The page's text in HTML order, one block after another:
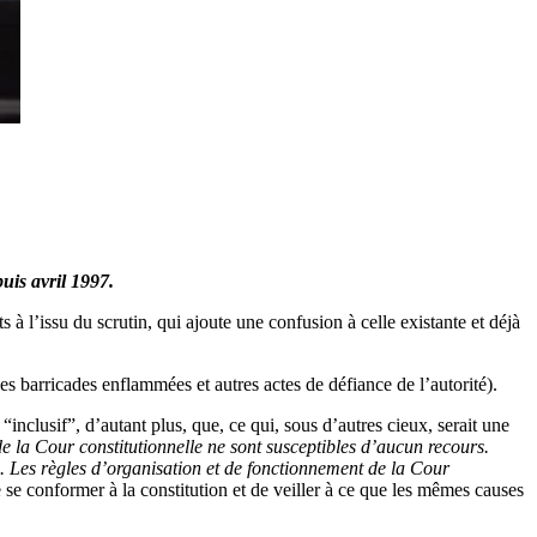
avril 1997.
l’issu du scrutin, qui ajoute une confusion à celle existante et déjà
barricades enflammées et autres actes de défiance de l’autorité).
d’autant plus, que, ce qui, sous d’autres cieux, serait une
la Cour constitutionnelle ne sont susceptibles d’aucun recours.
règles d’organisation et de fonctionnement de la Cour
conformer à la constitution et de veiller à ce que les mêmes causes